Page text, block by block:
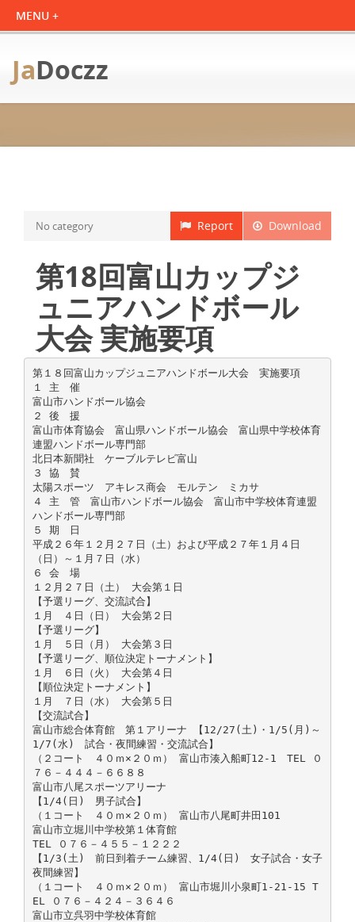
JaDoczz
Download
Report
No category
第18回富山カップジ
ュニアハンドボール
大会 実施要項
第１８回富山カップジュニアハンドボール大会 実施要項
１ 主 催
富山市ハンドボール協会
２ 後 援
富山市体育協会 富山県ハンドボール協会 富山県中学校体育
連盟ハンドボール専門部
北日本新聞社 ケーブルテレビ富山
３ 協 賛
太陽スポーツ アキレス商会 モルテン ミカサ
４ 主 管 富山市ハンドボール協会 富山市中学校体育連盟
ハンドボール専門部
５ 期 日
平成２６年１２月２７日（土）および平成２７年１月４日
（日）～１月７日（水）
６ 会 場
１２月２７日（土） 大会第１日
【予選リーグ、交流試合】
１月 ４日（日） 大会第２日
【予選リーグ】
１月 ５日（月） 大会第３日
【予選リーグ、順位決定トーナメント】
１月 ６日（火） 大会第４日
【順位決定トーナメント】
１月 ７日（水） 大会第５日
【交流試合】
富山市総合体育館 第１アリーナ 【12/27(土)・1/5(月)～
1/7(水) 試合・夜間練習・交流試合】
（２コート ４０ｍ×２０ｍ） 富山市湊入船町12-1 TEL ０
７６－４４４－６６８８
富山市八尾スポーツアリーナ
【1/4(日) 男子試合】
（１コート ４０ｍ×２０ｍ） 富山市八尾町井田101
富山市立堀川中学校第１体育館
TEL ０７６－４５５－１２２２
【1/3(土) 前日到着チーム練習、1/4(日) 女子試合・女子
夜間練習】
（１コート ４０ｍ×２０ｍ） 富山市堀川小泉町1-21-15 T
EL ０７６－４２４－３６４６
富山市立呉羽中学校体育館